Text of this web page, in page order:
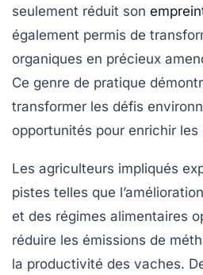
seulement réduit son
également permis de
organiques en précieux
Ce genre de pratique
transformer les défis
opportunités pour enrichir
Les agriculteurs impliqués
pistes telles que
et des régimes alimentaires
réduire les émissions de
la productivité des vaches.